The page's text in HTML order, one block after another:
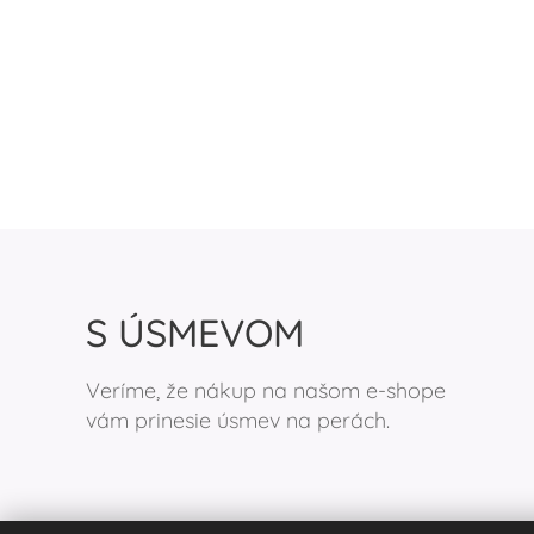
S ÚSMEVOM
Veríme, že nákup na našom e-shope
vám prinesie úsmev na perách.